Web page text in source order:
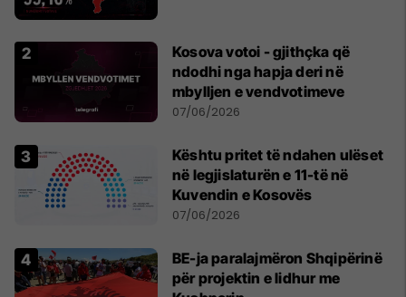
Kosova votoi - gjithçka që
ndodhi nga hapja deri në
mbylljen e vendvotimeve
07/06/2026
Kështu pritet të ndahen ulëset
në legjislaturën e 11-të në
Kuvendin e Kosovës
07/06/2026
BE-ja paralajmëron Shqipërinë
për projektin e lidhur me